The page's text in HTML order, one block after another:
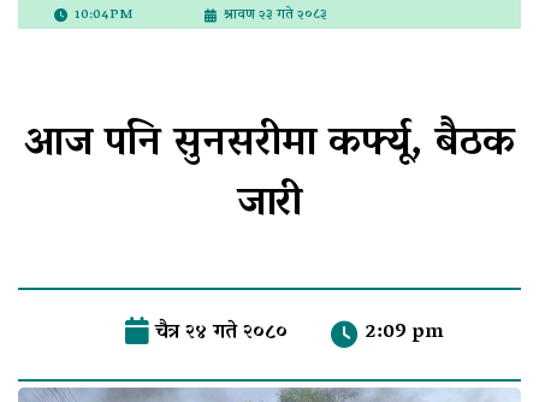
10:04PM श्रावण २३ गते २०८३
आज पनि सुनसरीमा कर्फ्यू, बैठक
जारी
चैत्र २४ गते २०८० 2:09 pm